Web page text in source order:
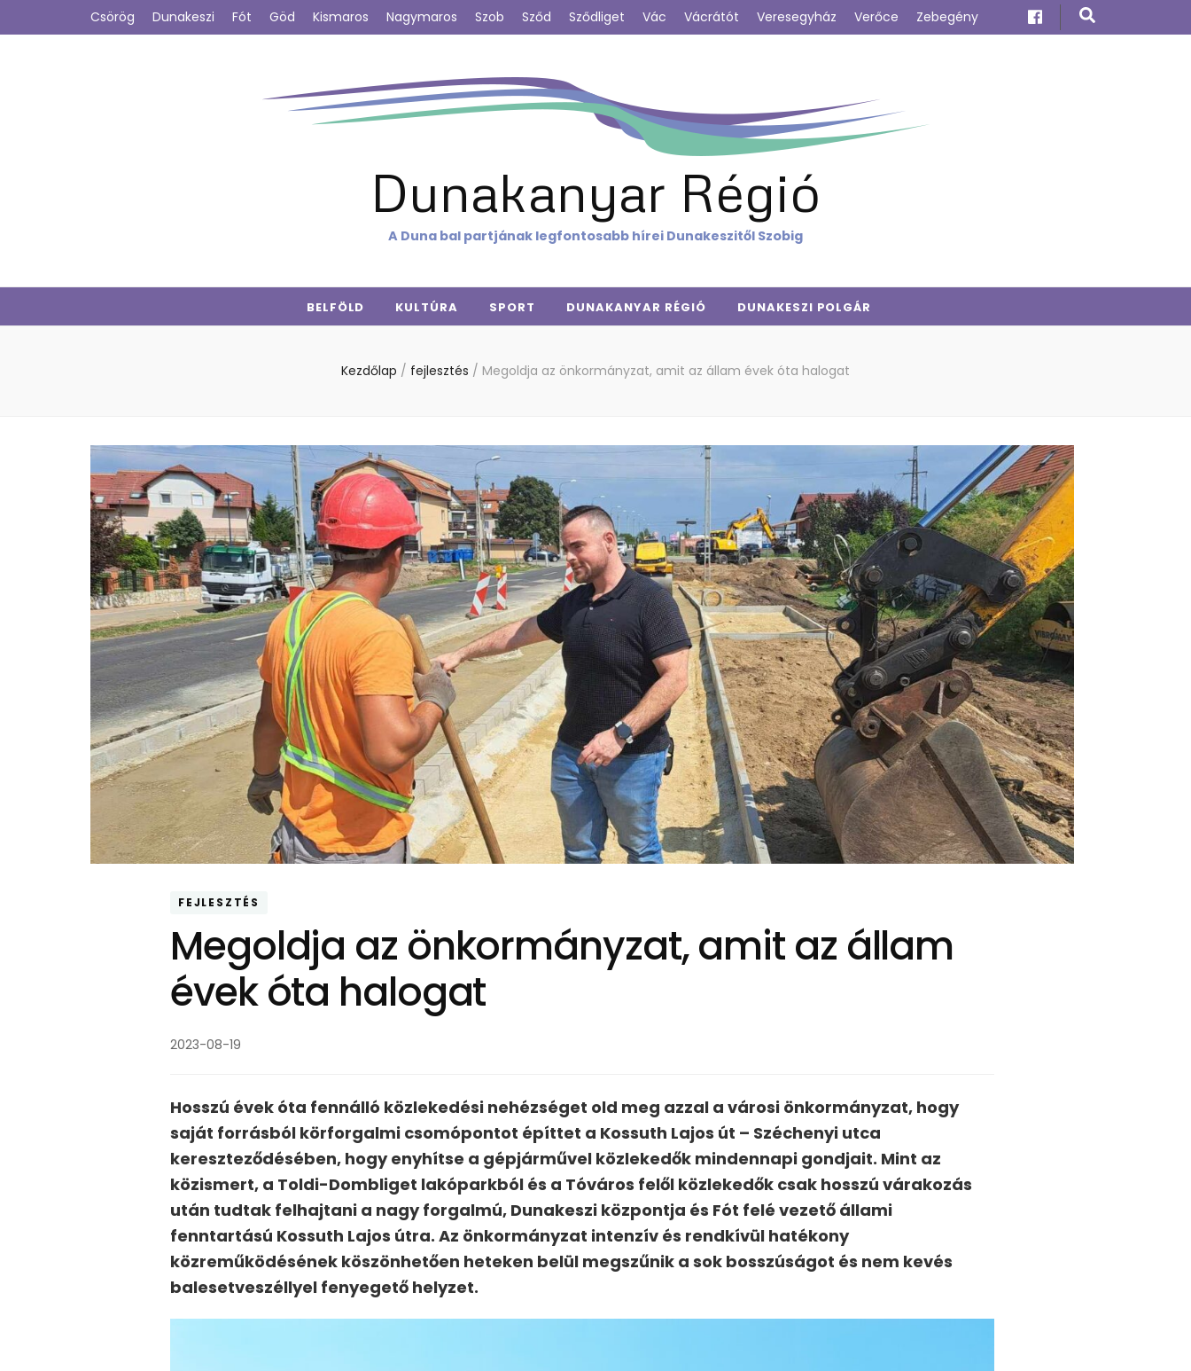
Csörög Dunakeszi Fót Göd Kismaros Nagymaros Szob Sződ Sződliget Vác Vácrátót Veresegyház Verőce Zebegény
Dunakanyar Régió
A Duna bal partjának legfontosabb hírei Dunakeszitől Szobig
BELFÖLD KULTÚRA SPORT DUNAKANYAR RÉGIÓ DUNAKESZI POLGÁR
Kezdőlap / fejlesztés / Megoldja az önkormányzat, amit az állam évek óta halogat
FEJLESZTÉS
Megoldja az önkormányzat, amit az állam
évek óta halogat
2023-08-19
Hosszú évek óta fennálló közlekedési nehézséget old meg azzal a városi önkormányzat, hogy
saját forrásból körforgalmi csomópontot építtet a Kossuth Lajos út – Széchenyi utca
kereszteződésében, hogy enyhítse a gépjárművel közlekedők mindennapi gondjait. Mint az
közismert, a Toldi-Dombliget lakóparkból és a Tóváros felől közlekedők csak hosszú várakozás
után tudtak felhajtani a nagy forgalmú, Dunakeszi központja és Fót felé vezető állami
fenntartású Kossuth Lajos útra. Az önkormányzat intenzív és rendkívül hatékony
közreműködésének köszönhetően heteken belül megszűnik a sok bosszúságot és nem kevés
balesetveszéllyel fenyegető helyzet.